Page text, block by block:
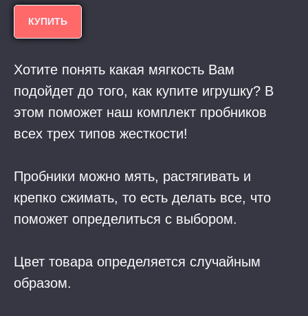
КУПИТЬ
Хотите понять какая мягкость Вам
подойдет до того, как купите игрушку? В
этом поможет наш комплект пробников
всех трех типов жесткости!
Пробники можно мять, растягивать и
крепко сжимать, то есть делать все, что
поможет определиться с выбором.
Цвет товара определяется случайным
образом.